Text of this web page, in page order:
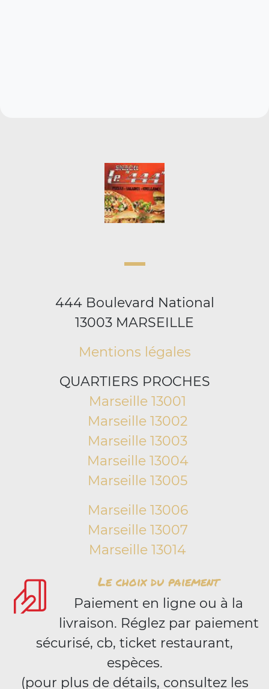
444 Boulevard National
13003 MARSEILLE
Mentions légales
QUARTIERS PROCHES
Marseille 13001
Marseille 13002
Marseille 13003
Marseille 13004
Marseille 13005
Marseille 13006
Marseille 13007
Marseille 13014
Le choix du paiement
Paiement en ligne ou à la
livraison. Réglez par paiement
sécurisé, cb, ticket restaurant,
espèces.
(pour plus de détails, consultez les